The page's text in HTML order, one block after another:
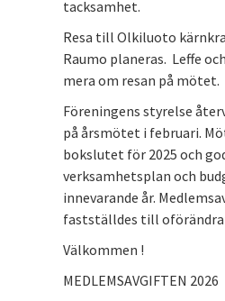
tacksamhet.
Resa till Olkiluoto
Raumo planeras. Leffe
mera om resan på mötet.
Föreningens styrelse
på årsmötet i februari.
bokslutet för 2025 och
verksamhetsplan och
innevarande år.
fastställdes till
Välkommen !
MEDLEMSAVGIFTEN 2026